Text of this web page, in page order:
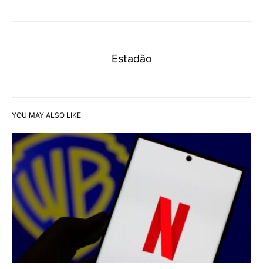
Estadão
YOU MAY ALSO LIKE